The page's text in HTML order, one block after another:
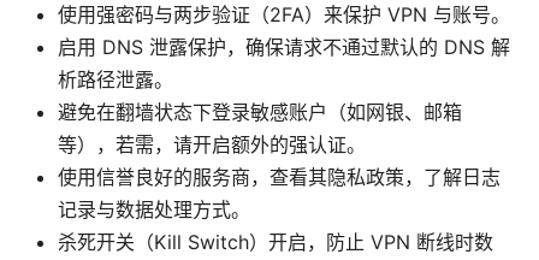
使用强密码与两步验证（2FA）来保护 VPN 与账号。
启用 DNS 泄露保护，确保请求不通过默认的 DNS 解
析路径泄露。
避免在翻墙状态下登录敏感账户（如网银、邮箱
等），若需，请开启额外的强认证。
使用信誉良好的服务商，查看其隐私政策，了解日志
记录与数据处理方式。
杀死开关（Kill Switch）开启，防止 VPN 断线时数